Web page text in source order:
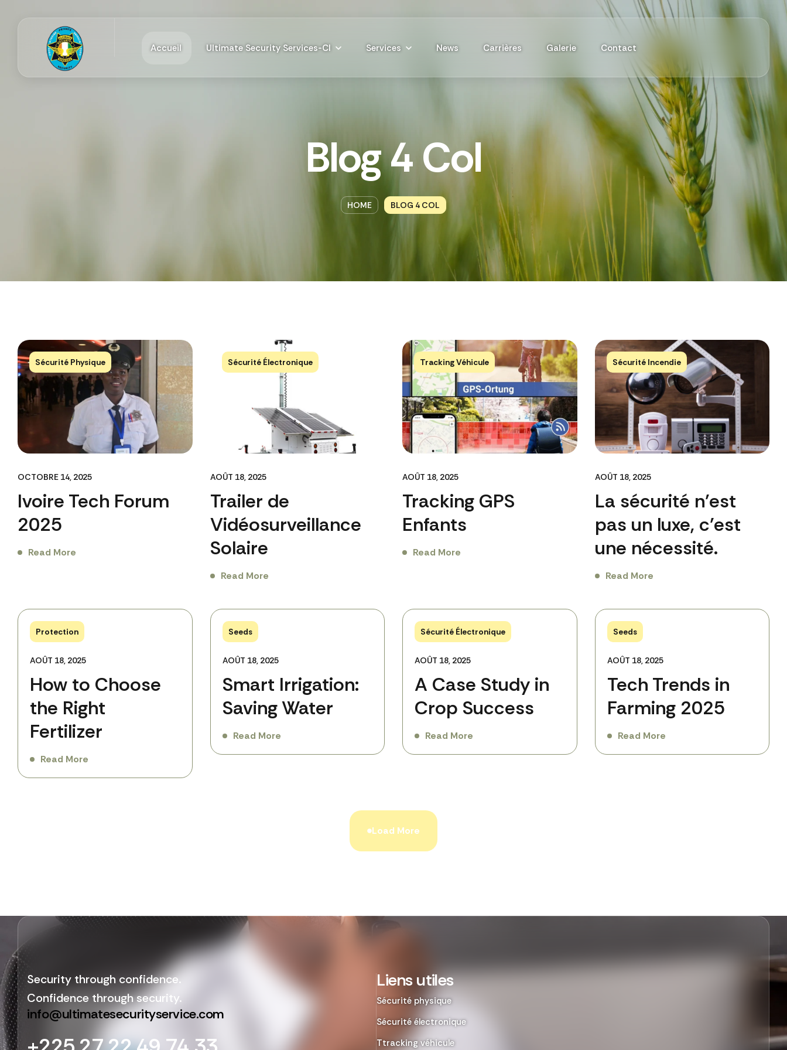
Accueil Ultimate Security Services-CI Services News Carrières Galerie Contact
Blog 4 Col
HOME BLOG 4 COL
Sécurité Physique
OCTOBRE 14, 2025
Ivoire Tech Forum
2025
Read More
Sécurité Électronique
AOÛT 18, 2025
Trailer de
Vidéosurveillance
Solaire
Read More
Tracking Véhicule
AOÛT 18, 2025
Tracking GPS
Enfants
Read More
Sécurité Incendie
AOÛT 18, 2025
La sécurité n’est
pas un luxe, c’est
une nécessité.
Read More
Protection
AOÛT 18, 2025
How to Choose
the Right
Fertilizer
Read More
Seeds
AOÛT 18, 2025
Smart Irrigation:
Saving Water
Read More
Sécurité Électronique
AOÛT 18, 2025
A Case Study in
Crop Success
Read More
Seeds
AOÛT 18, 2025
Tech Trends in
Farming 2025
Read More
Load More
Security through confidence.
Confidence through security.
info@ultimatesecurityservice.com
Liens utiles
Sécurité physique
Sécurité électronique
Ttracking véhicule